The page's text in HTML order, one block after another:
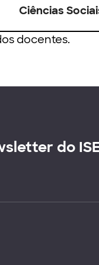
Ciências
docentes.
do